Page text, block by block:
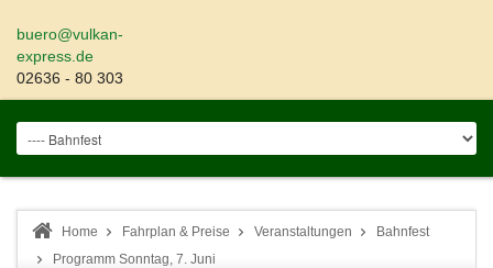
buero@vulkan-
express.de
02636 - 80 303
Home Fahrplan & Preise Veranstaltungen
Bahnfest
Programm Sonntag, 7. Juni